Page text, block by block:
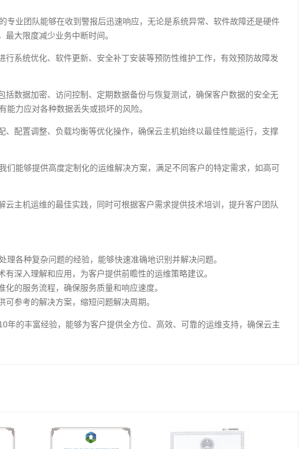
专业团队能够在收到警报后迅速响应，无论是系统异常、软件故障还是硬件
大限度减少业务中断时间。
行系统优化、软件更新、安全补丁安装等预防性维护工作，有效预防故障发
括数据加密、访问控制、定期数据备份与恢复测试，确保客户数据的安全无
力应对各种数据丢失或损坏的风险。
、配置调整、负载均衡等优化操作，确保云主机始终以最佳性能运行，支撑
们能够提供高度定制化的运维解决方案，满足不同客户的特定需求，如高可
云主机运维的最佳实践，同时可根据客户需求提供技术培训，提升客户团队
理各种复杂问题的经验，能够快速准确地识别并解决问题。
深入理解和应用，为客户提供前瞻性的运维策略建议。
的服务流程，确保服务质量和响应速度。
参考的解决方案，缩短问题解决周期。
年的丰富经验，能够为客户提供全方位、高效、可靠的运维支持，确保云主